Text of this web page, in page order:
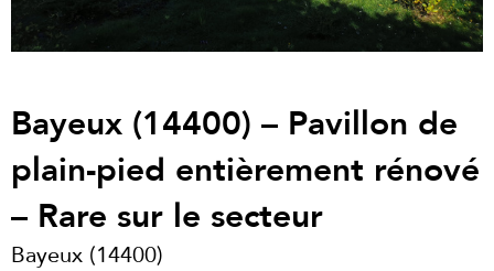
Bayeux (14400) – Pavillon de
plain-pied entièrement rénové
– Rare sur le secteur
Bayeux (14400)